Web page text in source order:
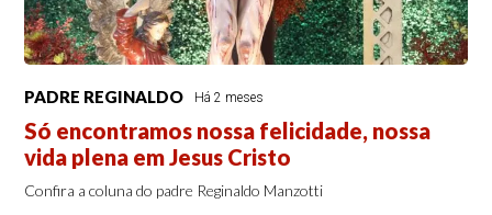
PADRE REGINALDO Há 2 meses
Só encontramos nossa felicidade, nossa
vida plena em Jesus Cristo
Confira a coluna do padre Reginaldo Manzotti